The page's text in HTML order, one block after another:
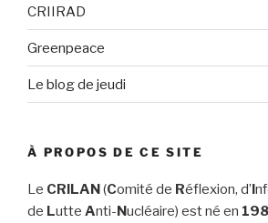
CRIIRAD
Greenpeace
Le blog de jeudi
À PROPOS DE CE SITE
Le CRILAN(Comité de Réflexion, d’I
de Lutte Anti-Nucléaire) est né en